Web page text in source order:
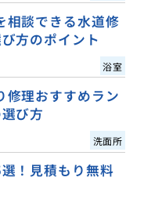
相談できる水道修
方のポイント
浴室
修理おすすめラン
び方
洗面所
！見積もり無料